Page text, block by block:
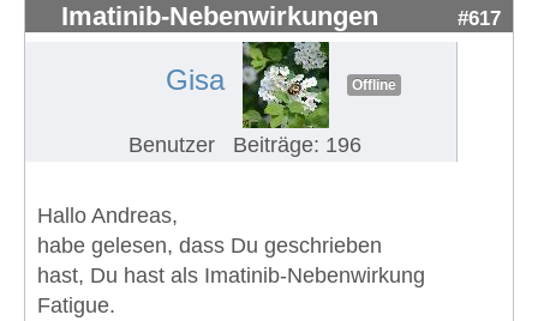
Imatinib-Nebenwirkungen #617
Gisa Offline
Benutzer Beiträge: 196
Hallo Andreas,
habe gelesen, dass Du geschrieben
hast, Du hast als Imatinib-Nebenwirkung
Fatigue.